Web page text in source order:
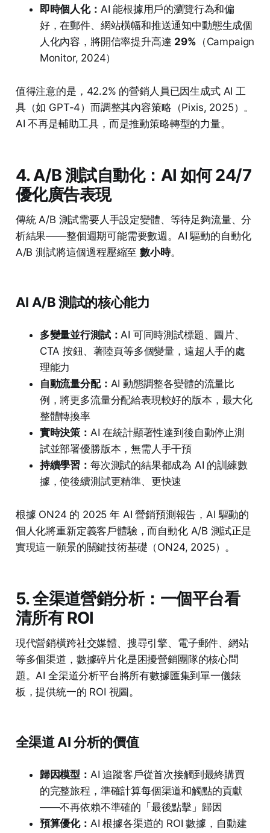
即時個人化： AI 能根據用戶的瀏覽行為和偏
好，在郵件、網站橫幅和推送通知中動態生成個
人化內容，將開信率提升高達 29% （Campaign
Monitor, 2024）
值得注意的是，42.2% 的營銷人員已因生成式 AI 工
具（如 GPT-4）而調整其內容策略（Pixis, 2025）。
AI 不再是輔助工具，而是推動策略轉型的力量。
4. A/B 測試自動化：AI 如何 24/7
優化廣告表現
傳統 A/B 測試需要人手設定變體、等待足夠流量、分
析結果——整個週期可能需要數週。AI 驅動的自動化
A/B 測試將這個過程壓縮至數小時。
AI A/B 測試的核心能力
多變量並行測試：AI 可同時測試標題、圖片、
CTA 按鈕、著陸頁等多個變量，遠超人手的處
理能力
自動流量分配： AI 動態調整各變體的流量比
例，將更多流量分配給表現較好的版本，最大化
整體轉換率
實時決策： AI 在統計顯著性達到後自動停止測
試並部署優勝版本，無需人手干預
持續學習： 每次測試的結果都成為 AI 的訓練數
據，使後續測試更精準、更快速
根據 ON24 的 2025 年 AI 營銷預測報告，AI 驅動的
個人化將重新定義客戶體驗，而自動化 A/B 測試正是
實現這一願景的關鍵技術基礎（ON24, 2025）。
5. 全渠道營銷分析：一個平台看
清所有 ROI
現代營銷橫跨社交媒體、搜尋引擎、電子郵件、網站
等多個渠道，數據碎片化是困擾營銷團隊的核心問
題。AI 全渠道分析平台將所有數據匯集到單一儀錶
板，提供統一的 ROI 視圖。
全渠道 AI 分析的價值
歸因模型： AI 追蹤客戶從首次接觸到最終購買
的完整旅程，準確計算每個渠道和觸點的貢獻
——不再依賴不準確的「最後點擊」歸因
預算優化： AI 根據各渠道的 ROI 數據，自動建